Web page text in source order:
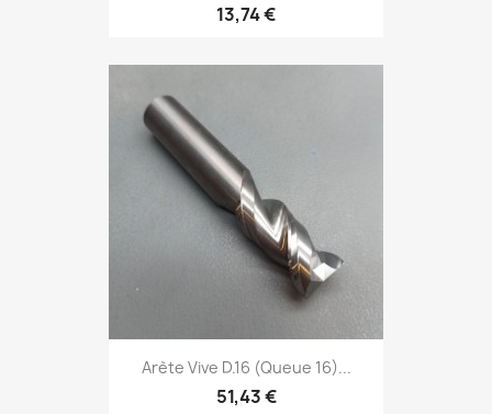
13,74 €
Arète Vive D.16 (Queue 16)...
51,43 €